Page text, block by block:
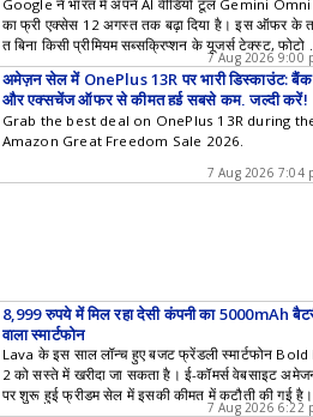
Google ने भारत में अपने AI वीडियो टूल Gemini Omni
का फ्री एक्सेस 12 अगस्त तक बढ़ा दिया है। इस ऑफर के
त बिना किसी प्रीमियम सब्सक्रिप्शन के यूजर्स टेक्स्ट, फोटो
र वीडियो क्लिप्स से 10 फ्री AI वीडियो तैयार कर सकते हैं।
7 Aug 2026 9:00
अमेज़न सेल में OnePlus 13R पर भारी डिस्काउंट: बैंक
और एक्सचेंज ऑफर से कीमत हुई सबसे कम, जल्दी करें!
Grab the best deal on OnePlus 13R during
Amazon Great Freedom Sale 2026.
7 Aug 2026 7:04
8,999 रुपये में मिल रहा देसी कंपनी का 5000mAh
वाला स्मार्टफोन
Lava के इस साल लॉन्च हुए बजट फ्रेंडली स्मार्टफोन Bold
2 को सस्ते में खरीदा जा सकता है। ई-कॉमर्स वेबसाइट
पर शुरू हुई फ्रीडम सेल में इसकी कीमत में कटौती की गई है।
7 Aug 2026 6:22